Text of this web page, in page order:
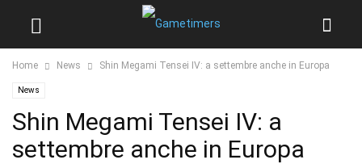
Home News Shin Megami Tensei IV: a settembre anche in Europa
News
Shin Megami Tensei IV: a
settembre anche in Europa